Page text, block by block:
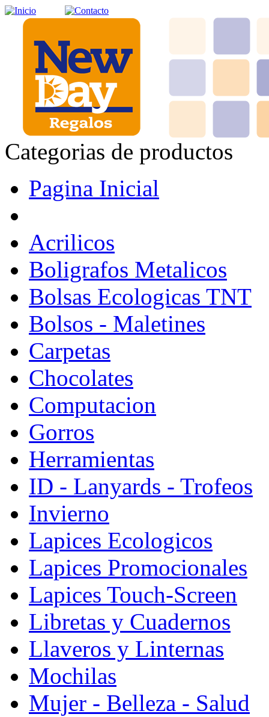
Categorias de productos
Pagina Inicial
Acrilicos
Boligrafos Metalicos
Bolsas Ecologicas TNT
Bolsos - Maletines
Carpetas
Chocolates
Computacion
Gorros
Herramientas
ID - Lanyards - Trofeos
Invierno
Lapices Ecologicos
Lapices Promocionales
Lapices Touch-Screen
Libretas y Cuadernos
Llaveros y Linternas
Mochilas
Mujer - Belleza - Salud